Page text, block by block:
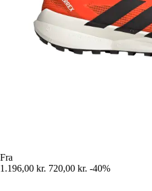
Fra
1.196,00 kr. 720,00 kr. -40%